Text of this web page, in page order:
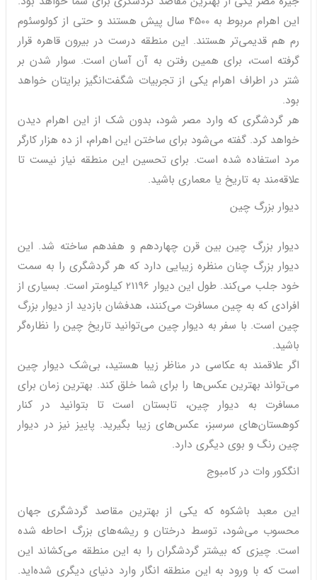
این اهرام مربوط به 4500 سال پیش هستند و حتی از کولوسئوم
رم هم قدیمی‌تر هستند. این منطقه درست در بیرون قاهره قرار
گرفته است، برای همین رفتن به آن آسان است. سوار شدن بر
شتر در اطراف اهرام یکی از تجربیات شگفت‌انگیز برایتان خواهد
بود.
هر گردشگری که وارد مصر شود، بدون شک از این اهرام دیدن
خواهد کرد. گفته می‌شود برای ساختن این اهرام، از ده هزار کارگر
مرد استفاده شده است. برای تحسین این منطقه نیاز نیست تا
علاقه‌مند به تاریخ یا معماری باشید.
دیوار بزرگ چین
دیوار بزرگ چین بین قرن‌ چهاردهم و هفدهم ساخته شد. این
دیوار بزرگ چنان منظره زیبایی دارد که هر گردشگری را به سمت
خود جلب می‌کند. طول این دیوار 21196 کیلومتر است. بسیاری از
افرادی که به چین مسافرت می‌کنند، هدفشان بازدید از دیوار بزرگ
چین است. با سفر به دیوار چین می‌توانید تاریخ چین را نظاره‌گر
باشید.
اگر علاقمند به عکاسی در مناظر زیبا هستید، بی‌شک دیوار چین
می‌تواند بهترین عکس‌ها را برای شما خلق کند. بهترین زمان برای
مسافرت به دیوار چین، تابستان است تا بتوانید در کنار
کوهستان‌های سرسبز، عکس‌های زیبا بگیرید. پاییز نیز در دیوار
چین رنگ و بوی دیگری دارد.
انگکور وات در کامبوج
این معبد باشکوه که یکی از بهترین مقاصد گردشگری جهان
محسوب می‌شود، توسط درختان و ریشه‌های بزرگ احاطه شده
است. چیزی که بیشتر گردشگران را به این منطقه می‌کشاند این
است که با ورود به این منطقه انگار وارد دنیای دیگری شده‌اید.